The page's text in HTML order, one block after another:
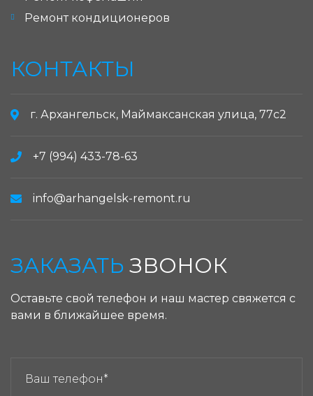
Ремонт кондиционеров
КОНТАКТЫ
г. Архангельск, Маймаксанская улица, 77с2
+7 (994) 433-78-63
info@arhangelsk-remont.ru
ЗАКАЗАТЬ ЗВОНОК
Оставьте свой телефон и наш мастер свяжется с
вами в ближайшее время.